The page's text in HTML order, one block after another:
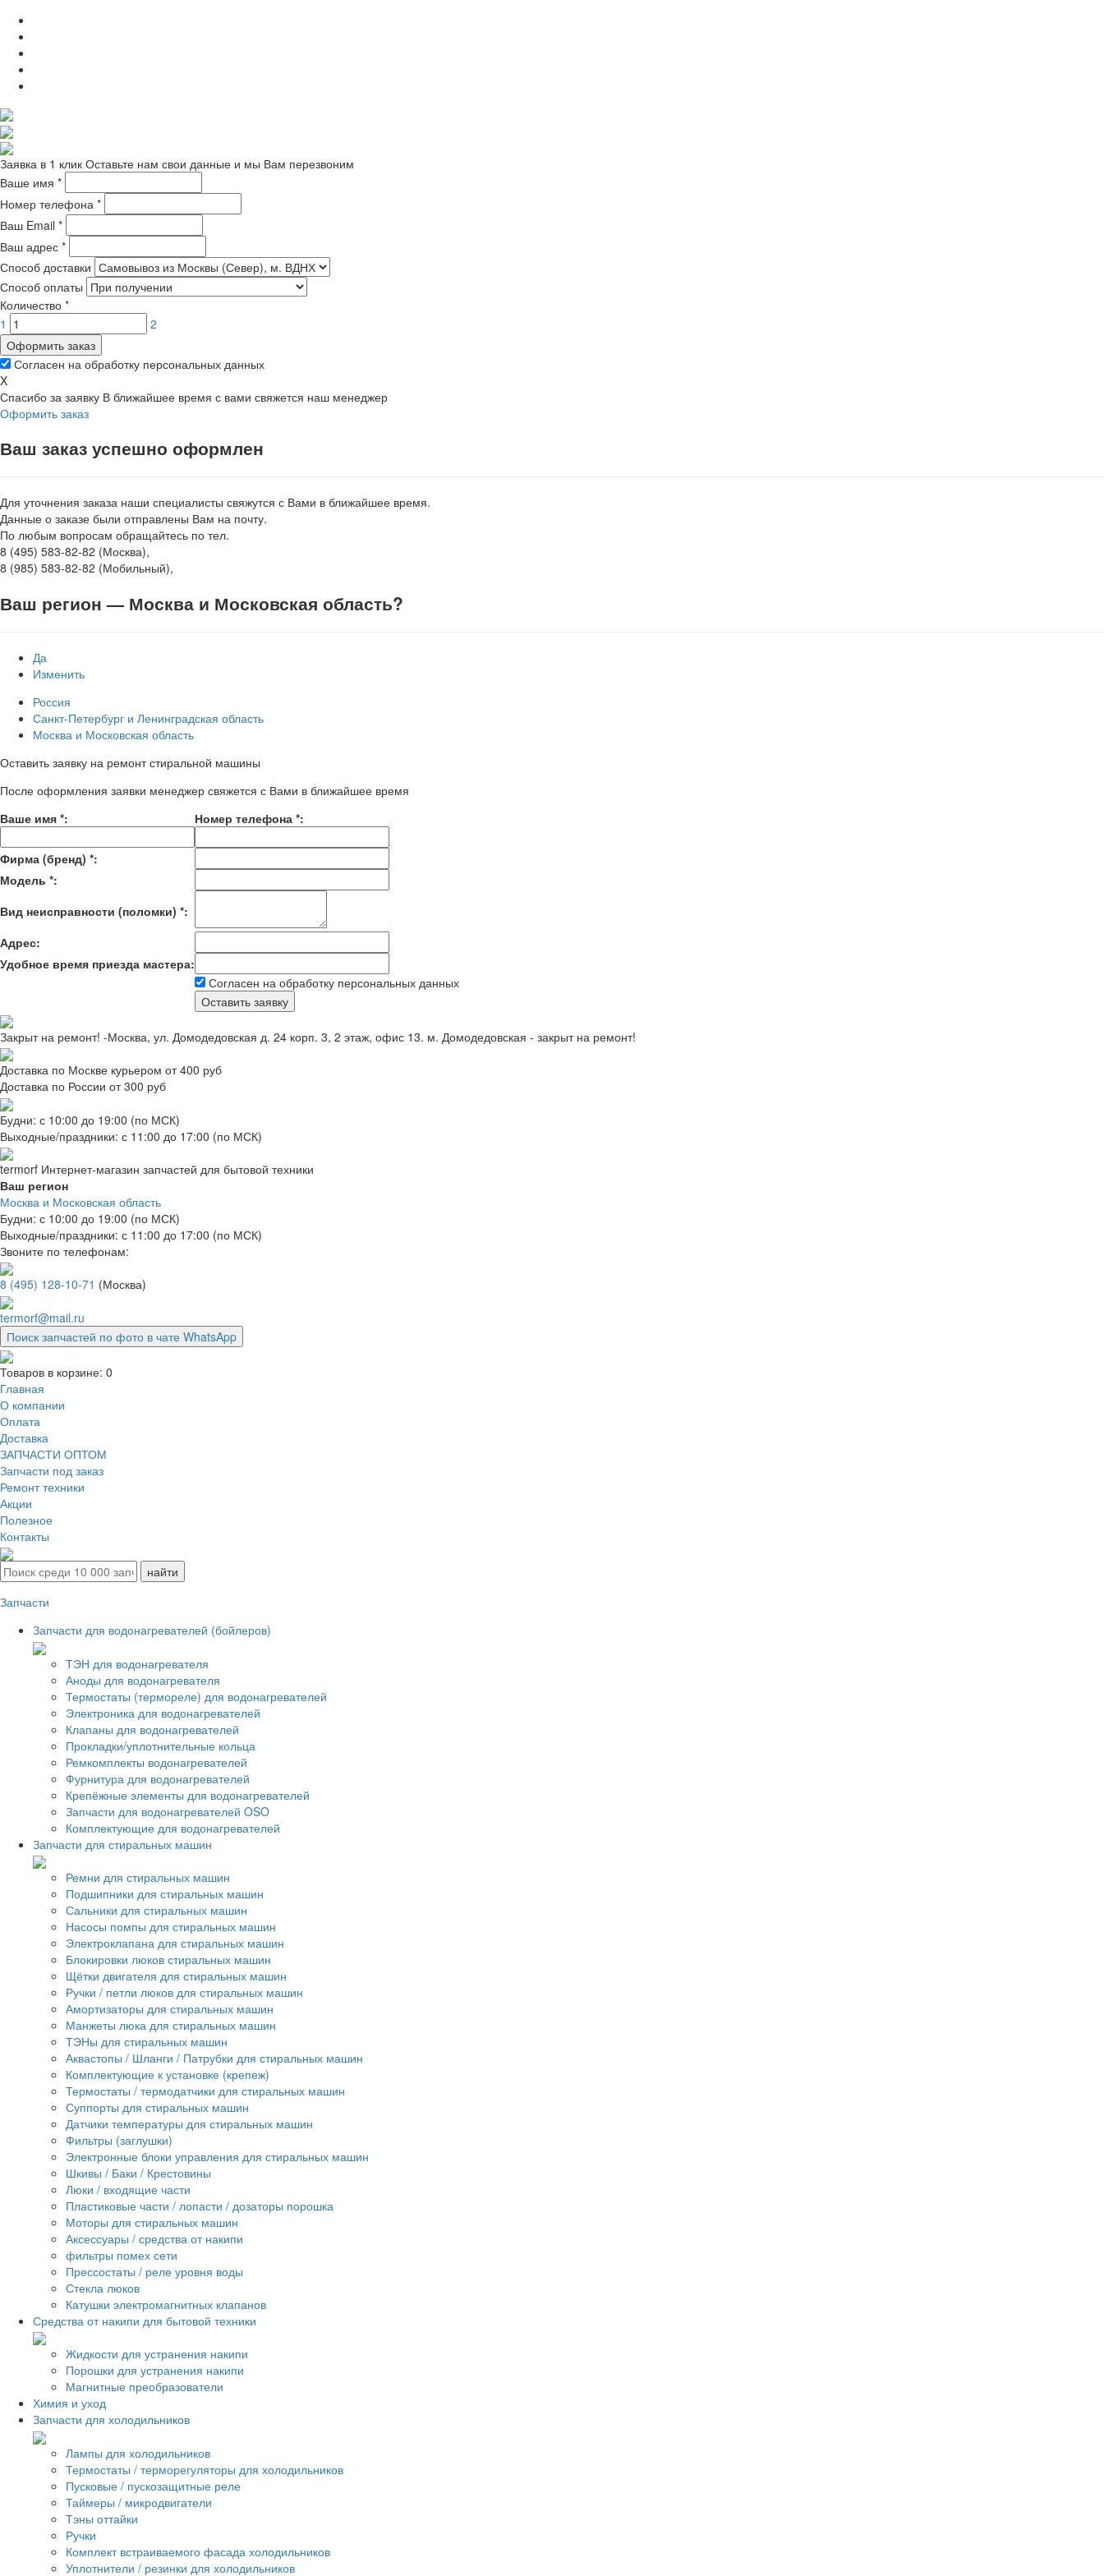
Заявка в 1 клик Оставьте нам свои данные и мы Вам перезвоним
Ваше имя *
Номер телефона *
Ваш Email *
Ваш адрес *
Способ доставки
Способ оплаты
Количество *
1
2
Оформить заказ
Согласен на обработку персональных данных
X
Спасибо за заявку В ближайшее время с вами свяжется наш менеджер
Оформить заказ
Ваш заказ успешно оформлен
Для уточнения заказа наши специалисты свяжутся с Вами в ближайшее время.
Данные о заказе были отправлены Вам на почту.
По любым вопросам обращайтесь по тел.
8 (495) 583-82-82 (Москва),
8 (985) 583-82-82 (Мобильный),
Ваш регион — Москва и Московская область?
Да
Изменить
Россия
Санкт-Петербург и Ленинградская область
Москва и Московская область
Оставить заявку на ремонт стиральной машины
После оформления заявки менеджер свяжется с Вами в ближайшее время
Ваше имя *: Номер телефона *:
Фирма (бренд) *:
Модель *:
Вид неисправности (поломки) *:
Адрес:
Удобное время приезда мастера:
Согласен на обработку персональных данных
Закрыт на ремонт! -Москва, ул. Домодедовская д. 24 корп. 3, 2 этаж, офис 13. м. Домодедовская - закрыт на ремонт!
Доставка по Москве курьером от 400 руб
Доставка по России от 300 руб
Будни: с 10:00 до 19:00 (по МСК)
Выходные/праздники: с 11:00 до 17:00 (по МСК)
termorf Интернет-магазин запчастей для бытовой техники
Ваш регион
Москва и Московская область
Будни: с 10:00 до 19:00 (по МСК)
Выходные/праздники: с 11:00 до 17:00 (по МСК)
Звоните по телефонам:
8 (495) 128-10-71 (Москва)
termorf@mail.ru
Поиск запчастей по фото в чате WhatsApp
Товаров в корзине: 0
Главная
О компании
Оплата
Доставка
ЗАПЧАСТИ ОПТОМ
Запчасти под заказ
Ремонт техники
Акции
Полезное
Контакты
Запчасти
Запчасти для водонагревателей (бойлеров)
ТЭН для водонагревателя
Аноды для водонагревателя
Термостаты (термореле) для водонагревателей
Электроника для водонагревателей
Клапаны для водонагревателей
Прокладки/уплотнительные кольца
Ремкомплекты водонагревателей
Фурнитура для водонагревателей
Крепёжные элементы для водонагревателей
Запчасти для водонагревателей OSO
Комплектующие для водонагревателей
Запчасти для стиральных машин
Ремни для стиральных машин
Подшипники для стиральных машин
Сальники для стиральных машин
Насосы помпы для стиральных машин
Электроклапана для стиральных машин
Блокировки люков стиральных машин
Щётки двигателя для стиральных машин
Ручки / петли люков для стиральных машин
Амортизаторы для стиральных машин
Манжеты люка для стиральных машин
ТЭНы для стиральных машин
Аквастопы / Шланги / Патрубки для стиральных машин
Комплектующие к установке (крепеж)
Термостаты / термодатчики для стиральных машин
Суппорты для стиральных машин
Датчики температуры для стиральных машин
Фильтры (заглушки)
Электронные блоки управления для стиральных машин
Шкивы / Баки / Крестовины
Люки / входящие части
Пластиковые части / лопасти / дозаторы порошка
Моторы для стиральных машин
Аксессуары / средства от накипи
фильтры помех сети
Прессостаты / реле уровня воды
Стекла люков
Катушки электромагнитных клапанов
Средства от накипи для бытовой техники
Жидкости для устранения накипи
Порошки для устранения накипи
Магнитные преобразователи
Химия и уход
Запчасти для холодильников
Лампы для холодильников
Термостаты / терморегуляторы для холодильников
Пусковые / пускозащитные реле
Таймеры / микродвигатели
Тэны оттайки
Ручки
Комплект встраиваемого фасада холодильников
Уплотнители / резинки для холодильников